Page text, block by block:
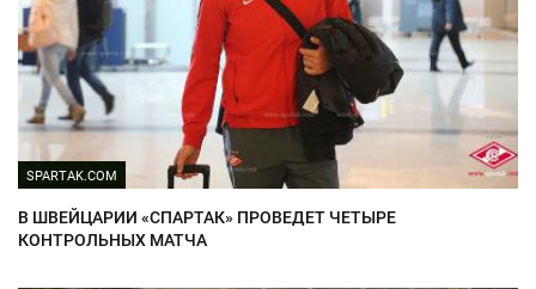
SPARTAK.COM
В ШВЕЙЦАРИИ «СПАРТАК» ПРОВЕДЕТ ЧЕТЫРЕ
КОНТРОЛЬНЫХ МАТЧА